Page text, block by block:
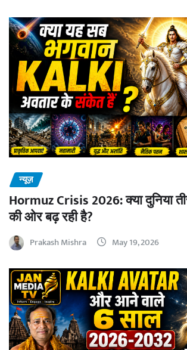
न्यूज़
Hormuz Crisis 2026: क्या दुनिया
की ओर बढ़ रही है?
Prakash Mishra May 19, 2026